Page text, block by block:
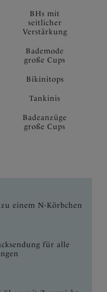
BHs mit
seitlicher
Verstärkung
Bademode
große Cups
Bikinitops
Tankinis
Badeanzüge
große Cups
einem N-Körbchen
für alle